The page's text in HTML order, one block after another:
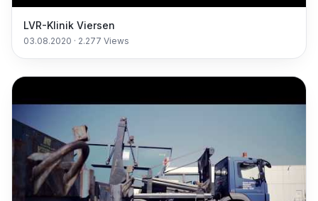
LVR-Klinik Viersen
03.08.2020 · 2.277 Views